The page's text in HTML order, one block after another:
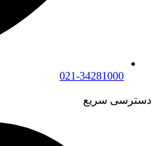
021-34281000
دسترسی سریع